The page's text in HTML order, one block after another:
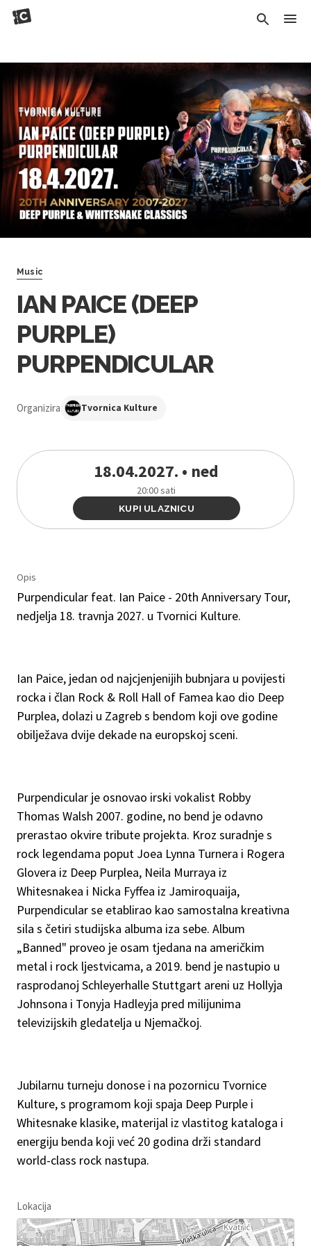
Music
IAN PAICE (DEEP
PURPLE)
PURPENDICULAR
Organizira Tvornica Kulture
18.04.2027. • ned
20:00 sati
KUPI ULAZNICU
Opis
Purpendicular feat. Ian Paice - 20th Anniversary Tour,
nedjelja 18. travnja 2027. u Tvornici Kulture.
Ian Paice, jedan od najcjenjenijih bubnjara u povijesti
rocka i član Rock & Roll Hall of Famea kao dio Deep
Purplea, dolazi u Zagreb s bendom koji ove godine
obilježava dvije dekade na europskoj sceni.
Purpendicular je osnovao irski vokalist Robby
Thomas Walsh 2007. godine, no bend je odavno
prerastao okvire tribute projekta. Kroz suradnje s
rock legendama poput Joea Lynna Turnera i Rogera
Glovera iz Deep Purplea, Neila Murraya iz
Whitesnakea i Nicka Fyffea iz Jamiroquaija,
Purpendicular se etablirao kao samostalna kreativna
sila s četiri studijska albuma iza sebe. Album
„Banned" proveo je osam tjedana na američkim
metal i rock ljestvicama, a 2019. bend je nastupio u
rasprodanoj Schleyerhalle Stuttgart areni uz Hollyja
Johnsona i Tonyja Hadleyja pred milijunima
televizijskih gledatelja u Njemačkoj.
Jubilarnu turneju donose i na pozornicu Tvornice
Kulture, s programom koji spaja Deep Purple i
Whitesnake klasike, materijal iz vlastitog kataloga i
energiju benda koji već 20 godina drži standard
world-class rock nastupa.
Lokacija